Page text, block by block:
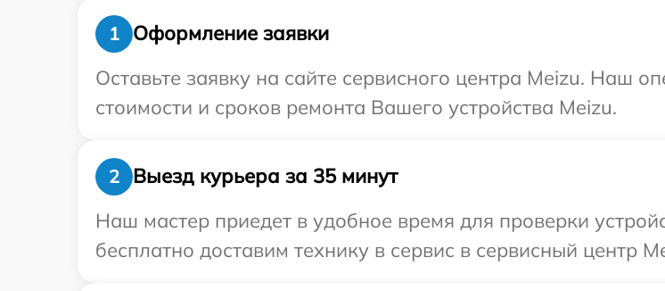
1
Оформление заявки
Оставьте заявку на сайте сервисного центра Meizu. Наш
стоимости и сроков ремонта Вашего устройства Meizu.
2
Выезд курьера за 35 минут
Наш мастер приедет в удобное время для проверки
бесплатно доставим технику в сервис в сервисный центр